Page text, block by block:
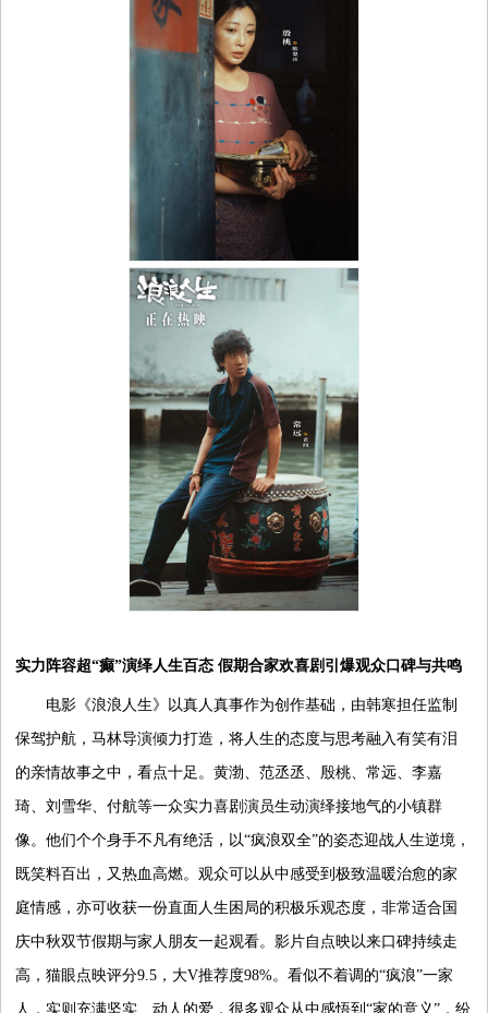
实力阵容超“癫”演绎人生百态 假期合家欢喜剧引爆观众口碑与共鸣
电影《浪浪人生》以真人真事作为创作基础，由韩寒担任监制
保驾护航，马林导演倾力打造，将人生的态度与思考融入有笑有泪
的亲情故事之中，看点十足。黄渤、范丞丞、殷桃、常远、李嘉
琦、刘雪华、付航等一众实力喜剧演员生动演绎接地气的小镇群
像。他们个个身手不凡有绝活，以“疯浪双全”的姿态迎战人生逆境，
既笑料百出，又热血高燃。观众可以从中感受到极致温暖治愈的家
庭情感，亦可收获一份直面人生困局的积极乐观态度，非常适合国
庆中秋双节假期与家人朋友一起观看。影片自点映以来口碑持续走
高，猫眼点映评分9.5，大V推荐度98%。看似不着调的“疯浪”一家
人，实则充满坚实、动人的爱，很多观众从中感悟到“家的意义”，纷